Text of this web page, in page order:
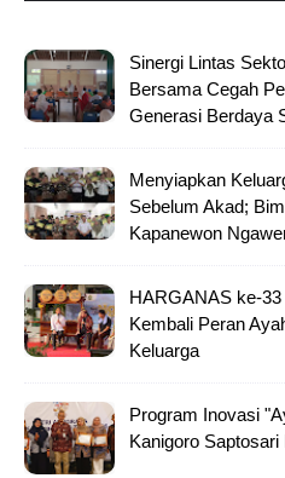
Sinergi Lintas
Bersama Cegah
Generasi Berdaya
Menyiapkan
Sebelum Akad;
Kapanewon
HARGANAS ke-33
Kembali Peran
Keluarga
Program Inovasi
Kanigoro